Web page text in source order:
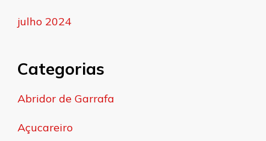
julho 2024
Categorias
Abridor de Garrafa
Açucareiro